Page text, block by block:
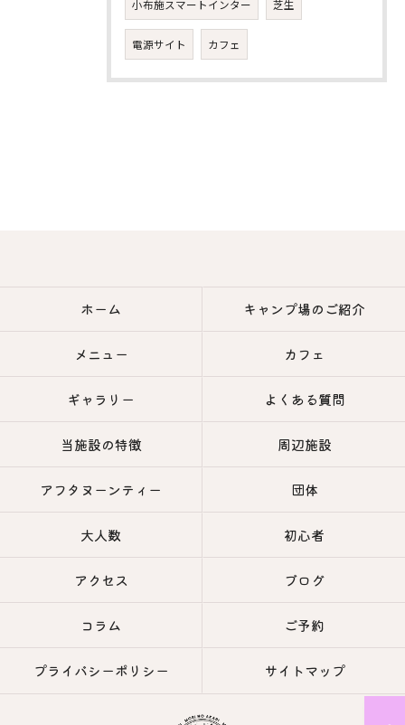
小布施スマートインター 芝生
電源サイト カフェ
ホーム キャンプ場のご紹介
メニュー カフェ
ギャラリー よくある質問
当施設の特徴 周辺施設
アフタヌーンティー 団体
大人数 初心者
アクセス ブログ
コラム ご予約
プライバシーポリシー サイトマップ